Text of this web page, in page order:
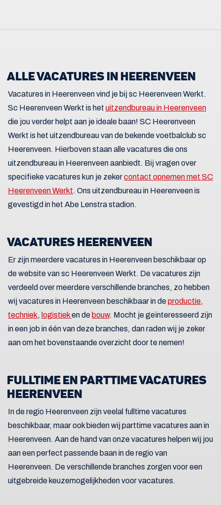
ALLE VACATURES IN HEERENVEEN
Vacatures in Heerenveen vind je bij sc Heerenveen Werkt.
Sc Heerenveen Werkt is het uitzendbureau in Heerenveen
die jou verder helpt aan je ideale baan! SC Heerenveen
Werkt is het uitzendbureau van de bekende voetbalclub sc
Heerenveen. Hierboven staan alle vacatures die ons
uitzendbureau in Heerenveen aanbiedt. Bij vragen over
specifieke vacatures kun je zekercontact opnemen met SC
Heerenveen Werkt. Ons uitzendbureau in Heerenveen is
gevestigd in het Abe Lenstra stadion.
VACATURES HEERENVEEN
Er zijn meerdere vacatures in Heerenveen beschikbaar op
de website van sc Heerenveen Werkt. De vacatures zijn
verdeeld over meerdere verschillende branches, zo hebben
wij vacatures in Heerenveen beschikbaar in deproductie,
techniek, logistieken de bouw. Mocht je geïnteresseerd zijn
in een job in één van deze branches, dan raden wij je zeker
aan om het bovenstaande overzicht door te nemen!
FULLTIME EN PARTTIME VACATURES
HEERENVEEN
In de regio Heerenveen zijn veelal fulltime vacatures
beschikbaar, maar ook bieden wij parttime vacatures aan in
Heerenveen. Aan de hand van onze vacatures helpen wij jou
aan een perfect passende baan in de regio van
Heerenveen. De verschillende branches zorgen voor een
uitgebreide keuzemogelijkheden voor vacatures.